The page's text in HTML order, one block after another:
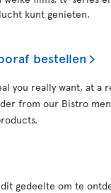
kunt genieten.
bestellen
you really want, at a
from our Bistro
dit gedeelte om te